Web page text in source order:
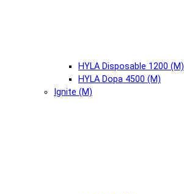
HYLA Disposable 1200 (М)
HYLA Dopa 4500 (М)
Ignite (М)